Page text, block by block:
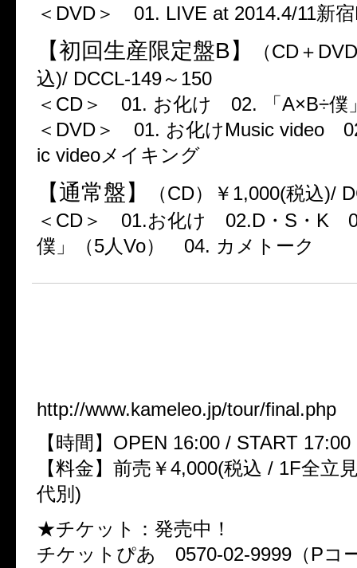
＜DVD＞ 01. LIVE at 2014.4/11新
【初回生産限定盤B】
（CD＋
込)/ DCCL-149～150
＜CD＞ 01. お化け 02. 「A×B÷僕
＜DVD＞ 01. お化けMusic video
ic videoメイキング
【通常盤】
（CD）￥1,000(税込)/
＜CD＞ 01.お化け 02.D・S・K
僕」（5人Vo） 04. カメトーク
http://www.kameleo.jp/tour/final.php
【時間】OPEN 16:00 / START 17:00
【料金】前売￥4,000(税込 / 1F全立
代別)
★チケット：発売中！
チケットぴあ 0570-02-9999（Pコ